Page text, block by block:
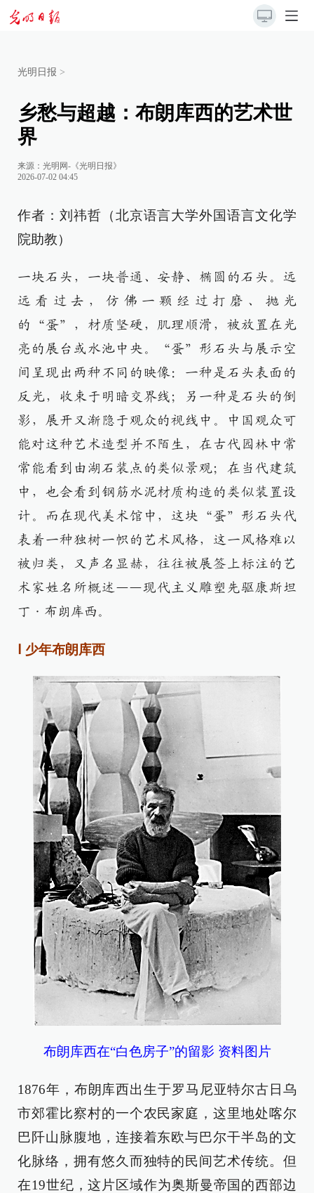
光明日报 >
乡愁与超越：布朗库西的艺术世
界
来源： 光明网-《光明日报》
2026-07-02 04:45
作者：刘祎哲（北京语言大学外国语言文化学
院助教）
一块石头，一块普通、安静、椭圆的石头。远
远看过去，仿佛一颗经过打磨、抛光
的“蛋”，材质坚硬，肌理顺滑，被放置在光
亮的展台或水池中央。“蛋”形石头与展示空
间呈现出两种不同的映像：一种是石头表面的
反光，收束于明暗交界线；另一种是石头的倒
影，展开又渐隐于观众的视线中。中国观众可
能对这种艺术造型并不陌生，在古代园林中常
常能看到由湖石装点的类似景观；在当代建筑
中，也会看到钢筋水泥材质构造的类似装置设
计。而在现代美术馆中，这块“蛋”形石头代
表着一种独树一帜的艺术风格，这一风格难以
被归类，又声名显赫，往往被展签上标注的艺
术家姓名所概述——现代主义雕塑先驱康斯坦
丁·布朗库西。
Ⅰ 少年布朗库西
布朗库西在“白色房子”的留影 资料图片
1876年，布朗库西出生于罗马尼亚特尔古日乌
市郊霍比察村的一个农民家庭，这里地处喀尔
巴阡山脉腹地，连接着东欧与巴尔干半岛的文
化脉络，拥有悠久而独特的民间艺术传统。但
在19世纪，这片区域作为奥斯曼帝国的西部边